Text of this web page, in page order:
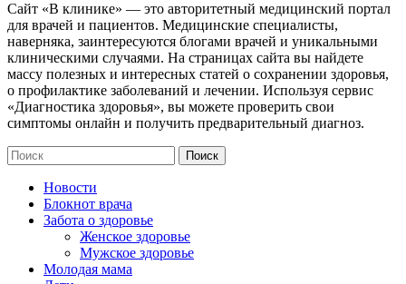
Сайт «В клинике» — это авторитетный медицинский портал
для врачей и пациентов. Медицинские специалисты,
наверняка, заинтересуются блогами врачей и уникальными
клиническими случаями. На страницах сайта вы найдете
массу полезных и интересных статей о сохранении здоровья,
о профилактике заболеваний и лечении. Используя сервис
«Диагностика здоровья», вы можете проверить свои
симптомы онлайн и получить предварительный диагноз.
Новости
Блокнот врача
Забота о здоровье
Женское здоровье
Мужское здоровье
Молодая мама